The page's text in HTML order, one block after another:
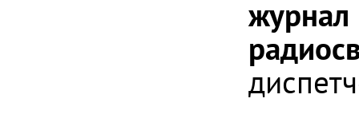
журнал